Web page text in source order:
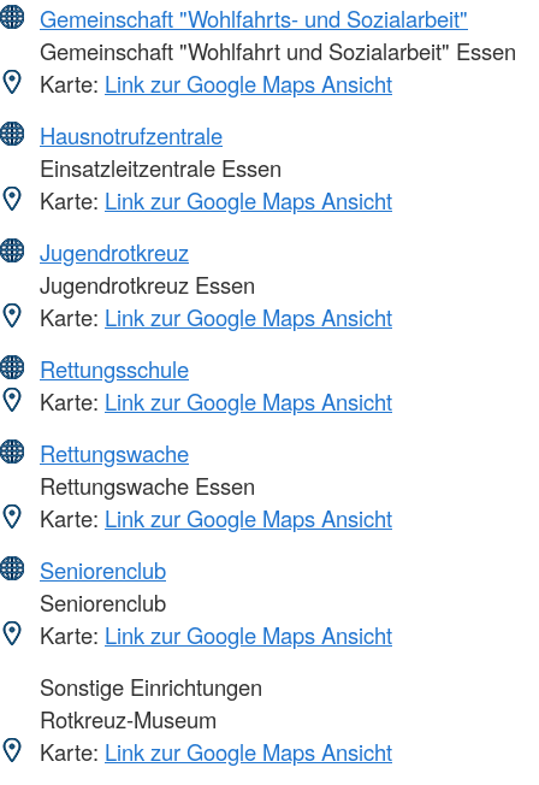
Gemeinschaft "Wohlfahrts- und Sozialarbeit"
Gemeinschaft "Wohlfahrt und Sozialarbeit" Essen
Karte: Link zur Google Maps Ansicht
Hausnotrufzentrale
Einsatzleitzentrale Essen
Karte: Link zur Google Maps Ansicht
Jugendrotkreuz
Jugendrotkreuz Essen
Karte: Link zur Google Maps Ansicht
Rettungsschule
Karte: Link zur Google Maps Ansicht
Rettungswache
Rettungswache Essen
Karte: Link zur Google Maps Ansicht
Seniorenclub
Seniorenclub
Karte: Link zur Google Maps Ansicht
Sonstige Einrichtungen
Rotkreuz-Museum
Karte: Link zur Google Maps Ansicht